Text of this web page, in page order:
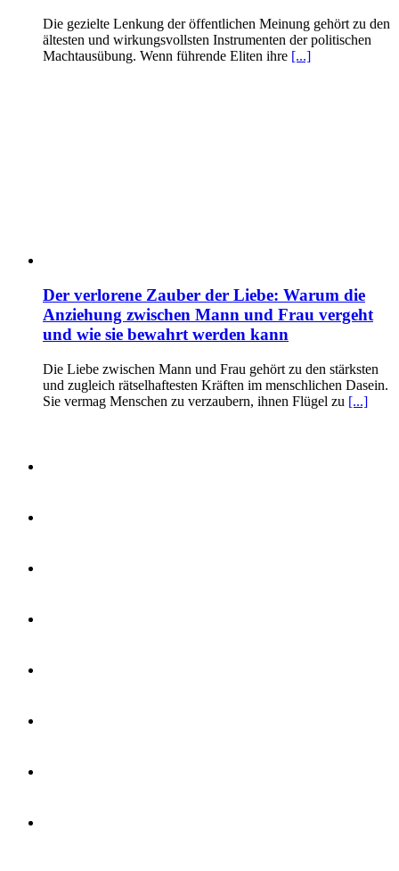
Die gezielte Lenkung der öffentlichen Meinung gehört zu den
ältesten und wirkungsvollsten Instrumenten der politischen
Machtausübung. Wenn führende Eliten ihre [...]
Der verlorene Zauber der Liebe: Warum die
Anziehung zwischen Mann und Frau vergeht
und wie sie bewahrt werden kann
Die Liebe zwischen Mann und Frau gehört zu den stärksten
und zugleich rätselhaftesten Kräften im menschlichen Dasein.
Sie vermag Menschen zu verzaubern, ihnen Flügel zu [...]